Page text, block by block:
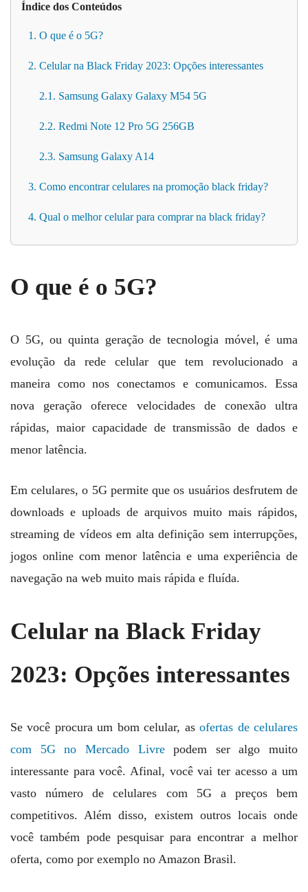
Índice dos Conteúdos
1. O que é o 5G?
2. Celular na Black Friday 2023: Opções interessantes
2.1. Samsung Galaxy Galaxy M54 5G
2.2. Redmi Note 12 Pro 5G 256GB
2.3. Samsung Galaxy A14
3. Como encontrar celulares na promoção black friday?
4. Qual o melhor celular para comprar na black friday?
O que é o 5G?
O 5G, ou quinta geração de tecnologia móvel, é uma
evolução da rede celular que tem revolucionado a
maneira como nos conectamos e comunicamos. Essa
nova geração oferece velocidades de conexão ultra
rápidas, maior capacidade de transmissão de dados e
menor latência.
Em celulares, o 5G permite que os usuários desfrutem de
downloads e uploads de arquivos muito mais rápidos,
streaming de vídeos em alta definição sem interrupções,
jogos online com menor latência e uma experiência de
navegação na web muito mais rápida e fluída.
Celular na Black Friday
2023: Opções interessantes
Se você procura um bom celular, asofertas de celulares
com 5G no Mercado Livrepodem ser algo muito
interessante para você. Afinal, você vai ter acesso a um
vasto número de celulares com 5G a preços bem
competitivos. Além disso, existem outros locais onde
você também pode pesquisar para encontrar a melhor
oferta, como por exemplo no Amazon Brasil.